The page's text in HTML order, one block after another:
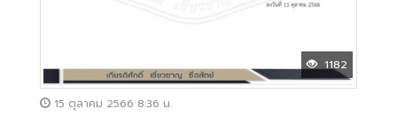
1182
15 ตุลาคม 2566 8:36 น.